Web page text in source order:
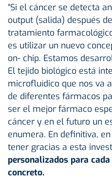
“Si el cáncer se detecta
output (salida) después
tratamiento
es utilizar un nuevo
on- chip. Estamos
El tejido biológico está
microfluídico que nos va
de diferentes fármacos
ser el mejor fármaco
cáncer y en el futuro un
enumera. En definitiva,
tener gracias a esta
personalizados para
concreto.